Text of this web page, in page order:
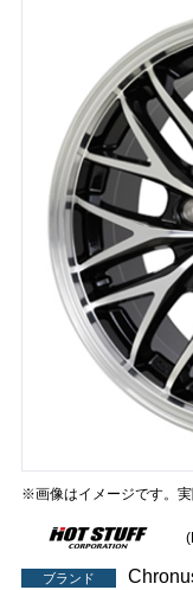
※画像はイメージです。実
ブランド